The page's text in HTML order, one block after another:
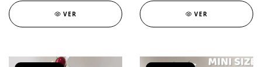
VER VER